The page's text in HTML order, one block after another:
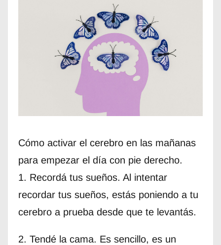
Cómo activar el cerebro en las mañanas
para empezar el día con pie derecho.
1. Recordá tus sueños. Al intentar
recordar tus sueños, estás poniendo a tu
cerebro a prueba desde que te levantás.
2. Tendé la cama. Es sencillo, es un